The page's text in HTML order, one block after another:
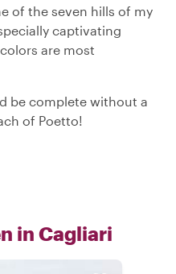
of the seven hills of my
captivating
are most
be complete without a
of Poetto!
in Cagliari